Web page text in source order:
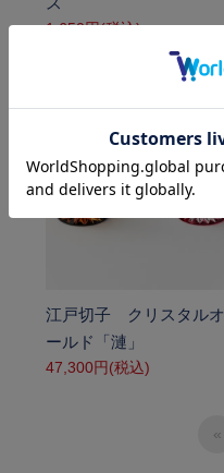
1,650円(税込)
江戸切子 クリスタルオ
ールド「漣」
47,300円(税込)
«